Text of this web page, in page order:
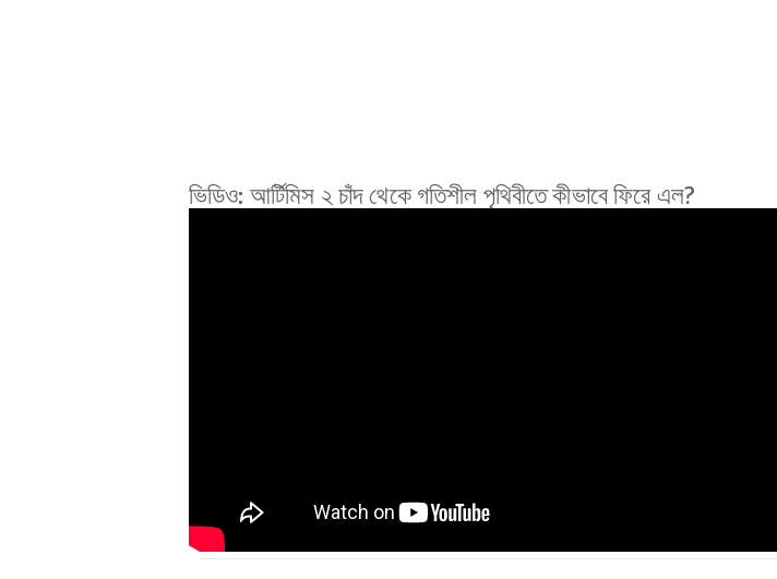
ভিডিও: আর্টিমিস ২ চাঁদ থেকে গতিশীল পৃথিবীতে কীভাবে ফিরে এল?